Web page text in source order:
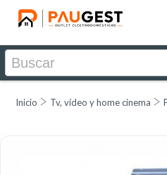
Inicio Tv, vídeo y home cinema